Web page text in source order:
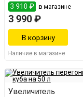
3 910 ₽ в магазине
3 990 ₽
Наличие в магазине
Увеличитель